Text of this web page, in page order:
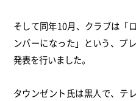
そして同年10月、クラブは「
ンバーになった」という、プ
発表を行いました。
タウンゼント氏は黒人で、テ